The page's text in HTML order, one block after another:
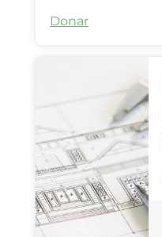
Donar